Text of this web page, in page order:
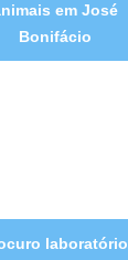
em José
Bonifácio
laboratório